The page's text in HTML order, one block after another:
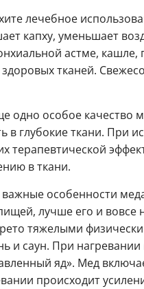
лечебное
капху, уменьшает
астме,
здоровых тканей.
одно особое качество
в глубокие ткани. При
терапевтической
в ткани.
особенности
лучше его и вовсе
тяжелыми
и саун. При
яд». Мед
происходит